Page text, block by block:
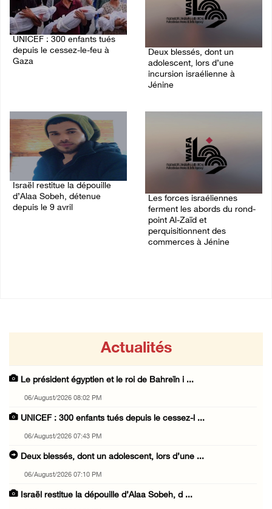
UNICEF : 300 enfants tués
depuis le cessez-le-feu à
Gaza
Deux blessés, dont un
adolescent, lors d’une
incursion israélienne à
Jénine
Israël restitue la dépouille
d’Alaa Sobeh, détenue
depuis le 9 avril
Les forces israéliennes
ferment les abords du rond-
point Al-Zaïd et
perquisitionnent des
commerces à Jénine
Actualités
Le président égyptien et le roi de Bahreïn i ...
06/August/2026 08:02 PM
UNICEF : 300 enfants tués depuis le cessez-l ...
06/August/2026 07:43 PM
Deux blessés, dont un adolescent, lors d’une ...
06/August/2026 07:10 PM
Israël restitue la dépouille d’Alaa Sobeh, d ...